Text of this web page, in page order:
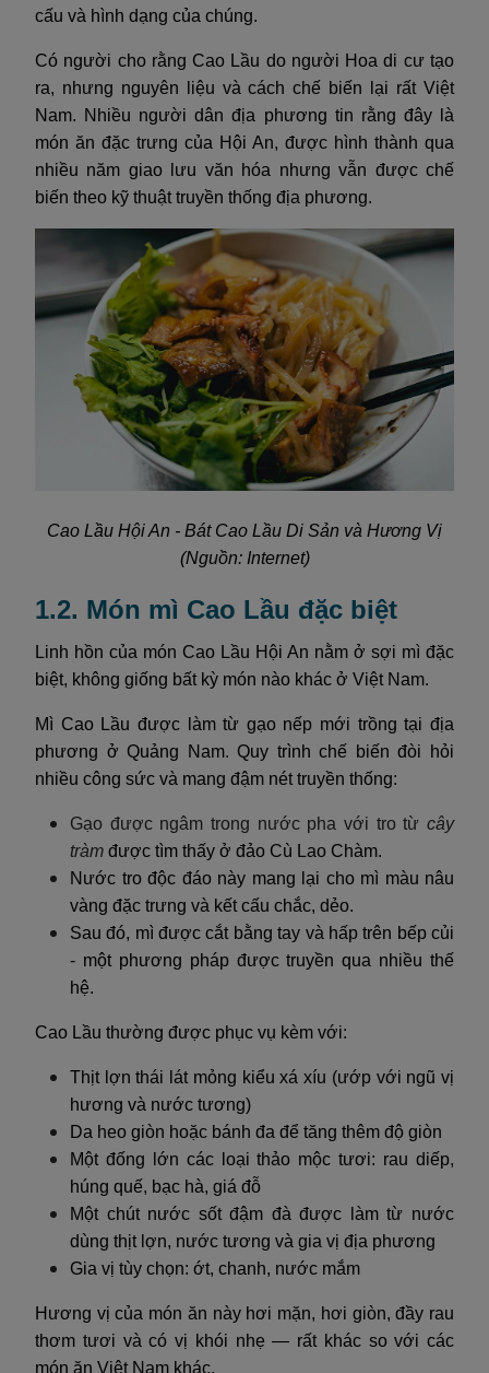
cấu và hình dạng của chúng.
Có người cho rằng Cao Lầu do người Hoa di cư tạo
ra, nhưng nguyên liệu và cách chế biến lại rất Việt
Nam. Nhiều người dân địa phương tin rằng đây là
món ăn đặc trưng của Hội An, được hình thành qua
nhiều năm giao lưu văn hóa nhưng vẫn được chế
biến theo kỹ thuật truyền thống địa phương.
Cao Lầu Hội An - Bát Cao Lầu Di Sản và Hương Vị
(Nguồn: Internet)
1.2. Món mì Cao Lầu đặc biệt
Linh hồn của món Cao Lầu Hội An nằm ở sợi mì đặc
biệt, không giống bất kỳ món nào khác ở Việt Nam.
Mì Cao Lầu được làm từ gạo nếp mới trồng tại địa
phương ở Quảng Nam. Quy trình chế biến đòi hỏi
nhiều công sức và mang đậm nét truyền thống:
Gạo được ngâm trong nước pha với tro từ cây
tràm được tìm thấy ở đảo Cù Lao Chàm.
Nước tro độc đáo này mang lại cho mì màu nâu
vàng đặc trưng và kết cấu chắc, dẻo.
Sau đó, mì được cắt bằng tay và hấp trên bếp củi
- một phương pháp được truyền qua nhiều thế
hệ.
Cao Lầu thường được phục vụ kèm với:
Thịt lợn thái lát mỏng kiểu xá xíu (ướp với ngũ vị
hương và nước tương)
Da heo giòn hoặc bánh đa để tăng thêm độ giòn
Một đống lớn các loại thảo mộc tươi: rau diếp,
húng quế, bạc hà, giá đỗ
Một chút nước sốt đậm đà được làm từ nước
dùng thịt lợn, nước tương và gia vị địa phương
Gia vị tùy chọn: ớt, chanh, nước mắm
Hương vị của món ăn này hơi mặn, hơi giòn, đầy rau
thơm tươi và có vị khói nhẹ — rất khác so với các
món ăn Việt Nam khác.